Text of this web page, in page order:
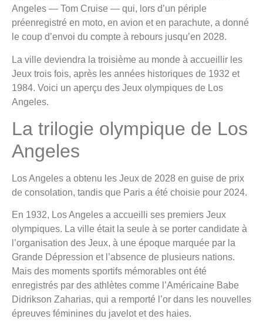
Angeles — Tom Cruise — qui, lors d’un périple
préenregistré en moto, en avion et en parachute, a donné
le coup d’envoi du compte à rebours jusqu’en 2028.
La ville deviendra la troisième au monde à accueillir les
Jeux trois fois, après les années historiques de 1932 et
1984. Voici un aperçu des Jeux olympiques de Los
Angeles.
La trilogie olympique de Los
Angeles
Los Angeles a obtenu les Jeux de 2028 en guise de prix
de consolation, tandis que Paris a été choisie pour 2024.
En 1932, Los Angeles a accueilli ses premiers Jeux
olympiques. La ville était la seule à se porter candidate à
l’organisation des Jeux, à une époque marquée par la
Grande Dépression et l’absence de plusieurs nations.
Mais des moments sportifs mémorables ont été
enregistrés par des athlètes comme l’Américaine Babe
Didrikson Zaharias, qui a remporté l’or dans les nouvelles
épreuves féminines du javelot et des haies.